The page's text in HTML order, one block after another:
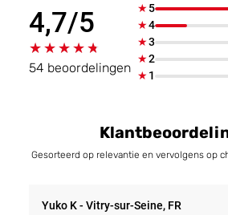
4,7/5
★★★★★
★★★★★
54 beoordelingen
★5
★4
★3
★2
★1
Gesorteerd op relevantie en vervolgens op
Yuko K- Vitry-sur-Seine, FR